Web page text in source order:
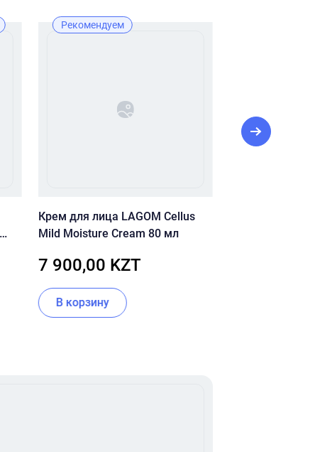
Рекомендуем
Крем для лица LAGOM Cellus
Mild Moisture Cream 80 мл
7 900,00 KZT
В корзину